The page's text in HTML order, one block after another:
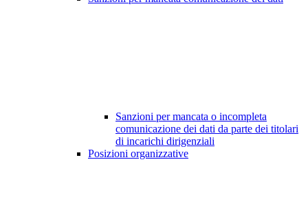
Sanzioni per mancata o incompleta
comunicazione dei dati da parte dei titolari
di incarichi dirigenziali
Posizioni organizzative